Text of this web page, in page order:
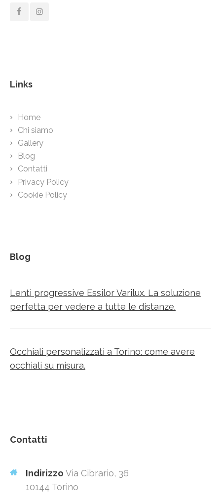
Links
Home
Chi siamo
Gallery
Blog
Contatti
Privacy Policy
Cookie Policy
Blog
Lenti progressive Essilor Varilux. La soluzione
perfetta per vedere a tutte le distanze.
Occhiali personalizzati a Torino: come avere
occhiali su misura.
Contatti
Indirizzo Via Cibrario, 36
10144 Torino